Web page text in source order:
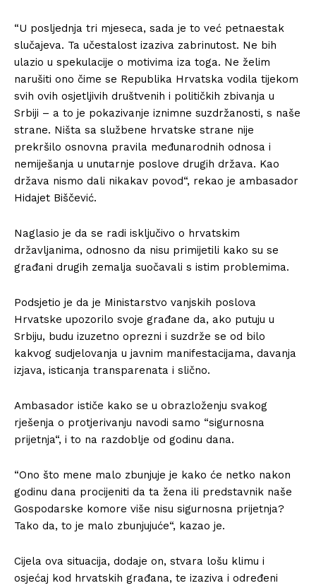
“U posljednja tri mjeseca, sada je to već petnaestak
slučajeva. Ta učestalost izaziva zabrinutost. Ne bih
ulazio u spekulacije o motivima iza toga. Ne želim
narušiti ono čime se Republika Hrvatska vodila tijekom
svih ovih osjetljivih društvenih i političkih zbivanja u
Srbiji – a to je pokazivanje iznimne suzdržanosti, s naše
strane. Ništa sa službene hrvatske strane nije
prekršilo osnovna pravila međunarodnih odnosa i
nemiješanja u unutarnje poslove drugih država. Kao
država nismo dali nikakav povod“, rekao je ambasador
Hidajet Biščević.
Naglasio je da se radi isključivo o hrvatskim
državljanima, odnosno da nisu primijetili kako su se
građani drugih zemalja suočavali s istim problemima.
Podsjetio je da je Ministarstvo vanjskih poslova
Hrvatske upozorilo svoje građane da, ako putuju u
Srbiju, budu izuzetno oprezni i suzdrže se od bilo
kakvog sudjelovanja u javnim manifestacijama, davanja
izjava, isticanja transparenata i slično.
Ambasador ističe kako se u obrazloženju svakog
rješenja o protjerivanju navodi samo “sigurnosna
prijetnja“, i to na razdoblje od godinu dana.
“Ono što mene malo zbunjuje je kako će netko nakon
godinu dana procijeniti da ta žena ili predstavnik naše
Gospodarske komore više nisu sigurnosna prijetnja?
Tako da, to je malo zbunjujuće“, kazao je.
Cijela ova situacija, dodaje on, stvara lošu klimu i
osjećaj kod hrvatskih građana, te izaziva i određeni